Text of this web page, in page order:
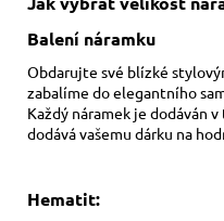
Balení náramku
Obdarujte své blízké
zabalíme do elegantního
Každý náramek je dodáván
dodává vašemu dárku na
Hematit: